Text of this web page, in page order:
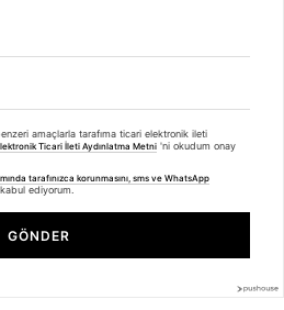
.com- Tüm Hakları Saklıdır.
amaçlarla tarafıma ticari elektronik ileti
Ticari İleti Aydınlatma Metni 'ni okudum onay
tarafınızca korunmasını, sms ve WhatsApp
kabul ediyorum.
GÖNDER